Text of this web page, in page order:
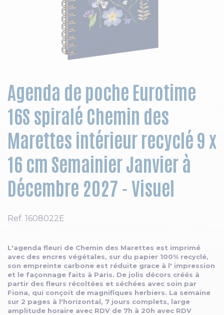
Agenda de poche Eurotime
16S spiralé Chemin des
Marettes intérieur recyclé 9 x
16 cm Semainier Janvier à
Décembre 2027 - Visuel
Ref. 1608022E
L'agenda fleuri de Chemin des Marettes est imprimé
avec des encres végétales, sur du papier 100% recyclé,
son empreinte carbone est réduite grace à l' impression
et le façonnage faits à Paris. De jolis décors créés à
partir des fleurs récoltées et séchées avec soin par
Fiona, qui conçoit de magnifiques herbiers. La semaine
sur 2 pages à l'horizontal, 7 jours complets, large
amplitude horaire avec RDV de 7h à 20h avec RDV